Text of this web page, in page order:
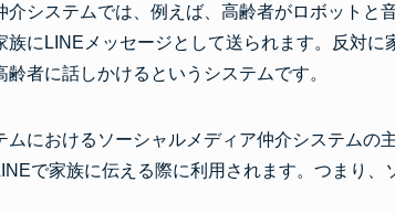
介システムでは、例えば、高齢者がロボットと
族にLINEメッセージとして送られます。反対
者に話しかけるというシステムです。
ムにおけるソーシャルメディア仲介システムの
で家族に伝える際に利用されます。つまり